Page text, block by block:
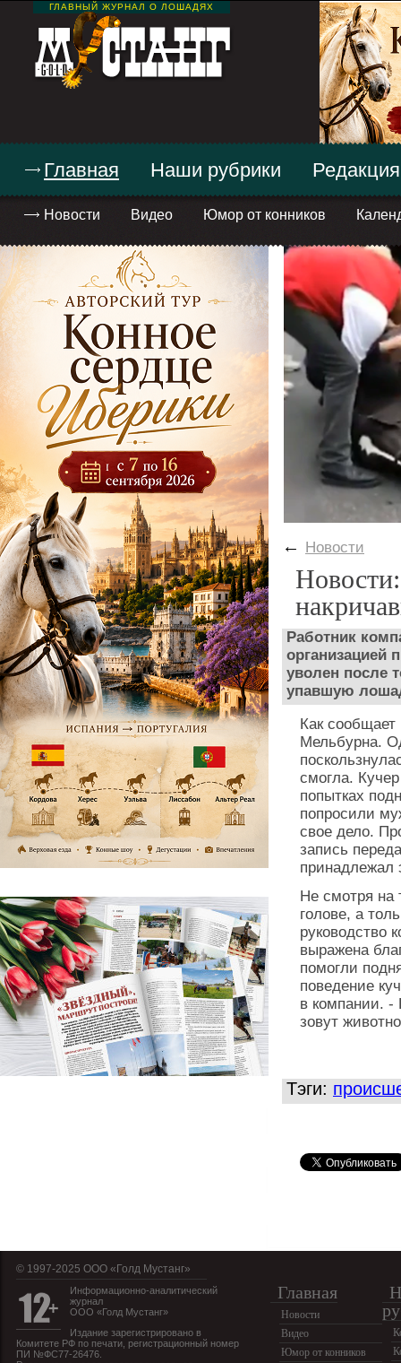
ГЛАВНЫЙ ЖУРНАЛ О ЛОШАДЯХ
Главная
Новости Видео Юмор от конников
Наши рубрики Редакция
← Новости
Работник
организацией
уволен после
упавшую
Как
Мельбурна.
смогла.
попытках
попросили
свое дело.
запись
принадлежал
Не смотря на
голове, а
руководство
выражена
помогли
поведение
в компании. -
зовут
Тэги:
© 1997-2025 OOO «Голд Мустанг»
Информационно-аналитический
журнал
ООО «Голд Мустанг»
Издание зарегистрировано в
Комитете РФ по печати, регистрационный номер
ПИ №ФС77-26476.
Главная
Новости
Видео
Юмор от конников